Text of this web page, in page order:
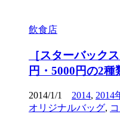
飲食店
［スターバック
円・5000円の2
2014/1/1 2014, 2014
オリジナルバッグ,